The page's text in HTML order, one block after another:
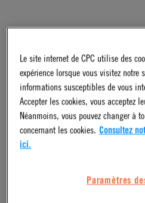
Polypropylene
Material Finish
Molded Grey
Le site internet de CPC utilise des
expérience lorsque vous visitez notre
informations susceptibles de vous
Accepter les cookies, vous acceptez
Néanmoins, vous pouvez changer à
concernant les cookies. Consultez
ici.
Paramètres